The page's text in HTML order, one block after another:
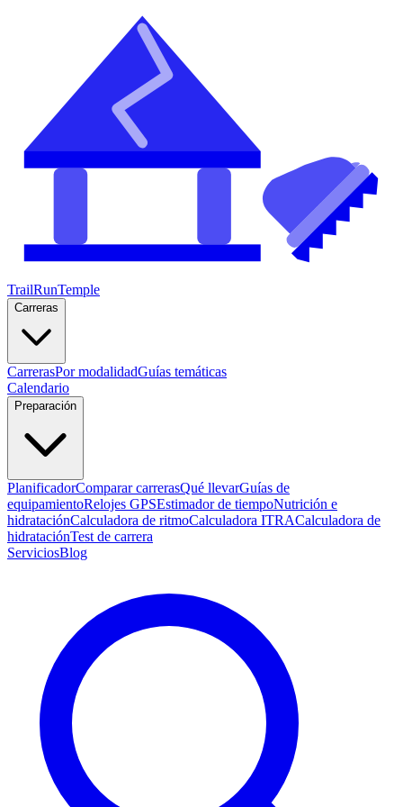
TrailRunTemple
Carreras
CarrerasPor modalidadGuías temáticas
Calendario
Preparación
PlanificadorComparar carrerasQué llevarGuías de
equipamientoRelojes GPSEstimador de tiempoNutrición e
hidrataciónCalculadora de ritmoCalculadora ITRACalculadora de
hidrataciónTest de carrera
ServiciosBlog